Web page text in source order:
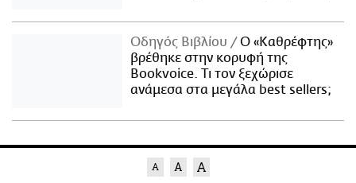
Οδηγός Βιβλίου
Ο «Καθρέφτης»
βρέθηκε στην κορυφή της
Bookvoice. Τι τον ξεχώρισε
ανάμεσα στα μεγάλα best sellers;